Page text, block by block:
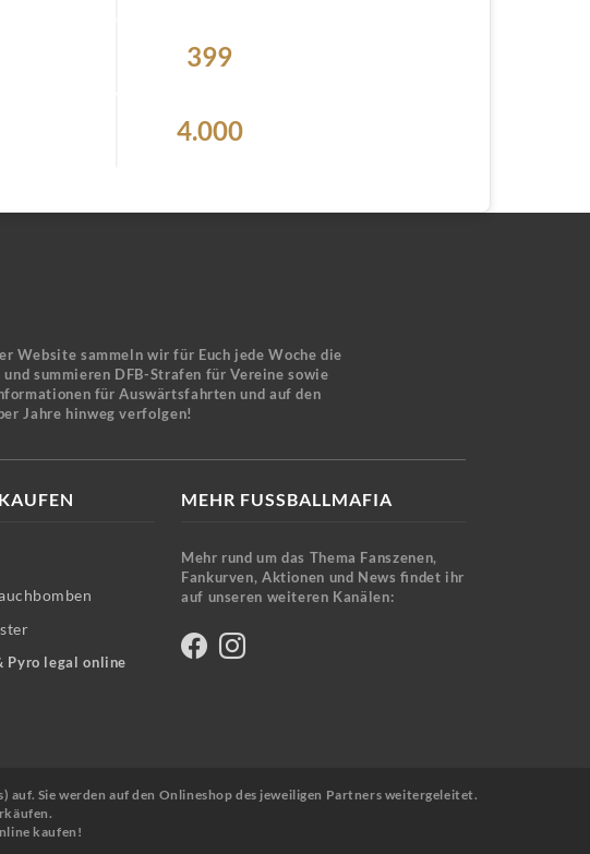
399
4.000
Website sammeln wir für Euch jede Woche die
summieren DFB-Strafen für Vereine sowie
für Auswärtsfahrten und auf den
Jahre hinweg verfolgen!
Pyro legal online
MEHR FUSSBALLMAFIA
Mehr rund um das Thema Fanszenen,
Fankurven, Aktionen und News findet ihr
auf unseren weiteren Kanälen:
Sie werden auf den Onlineshop des jeweiligen Partners weitergeleitet.
kaufen!